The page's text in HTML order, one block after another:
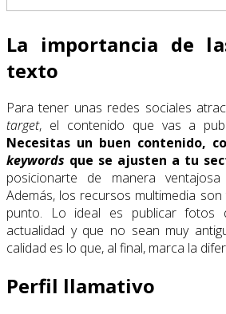
La importancia de
texto
Para tener unas redes sociales
target, el contenido que vas a
Necesitas un buen contenido,
keywords que se ajusten a tu
posicionarte de manera
Además, los recursos multimedia
punto. Lo ideal es publicar fotos
actualidad y que no sean muy
calidad es lo que, al final, marca la
Perfil llamativo